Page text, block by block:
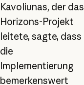
Kavoliunas, der das
Horizons-Projekt
leitete, sagte, dass
die
Implementierung
bemerkenswert